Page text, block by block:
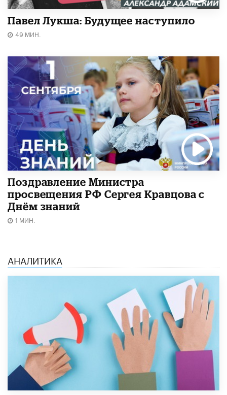
Павел Лукша: Будущее наступило
49 МИН.
Поздравление Министра
просвещения РФ Сергея Кравцова с
Днём знаний
1 МИН.
АНАЛИТИКА